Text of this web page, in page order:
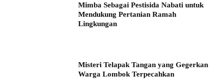
Mimba Sebagai Pestisida Nabati untuk
Mendukung Pertanian Ramah
Lingkungan
Misteri Telapak Tangan yang Gegerkan
Warga Lombok Terpecahkan